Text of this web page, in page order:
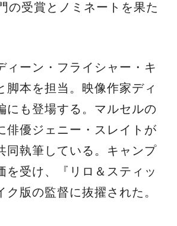
の受賞とノミネートを果た
ィーン・フライシャー・キ
脚本を担当。映像作家ディ
にも登場する。マルセルの
俳優ジェニー・スレイトが
同執筆している。キャンプ
を受け、『リロ＆スティッ
ク版の監督に抜擢された。